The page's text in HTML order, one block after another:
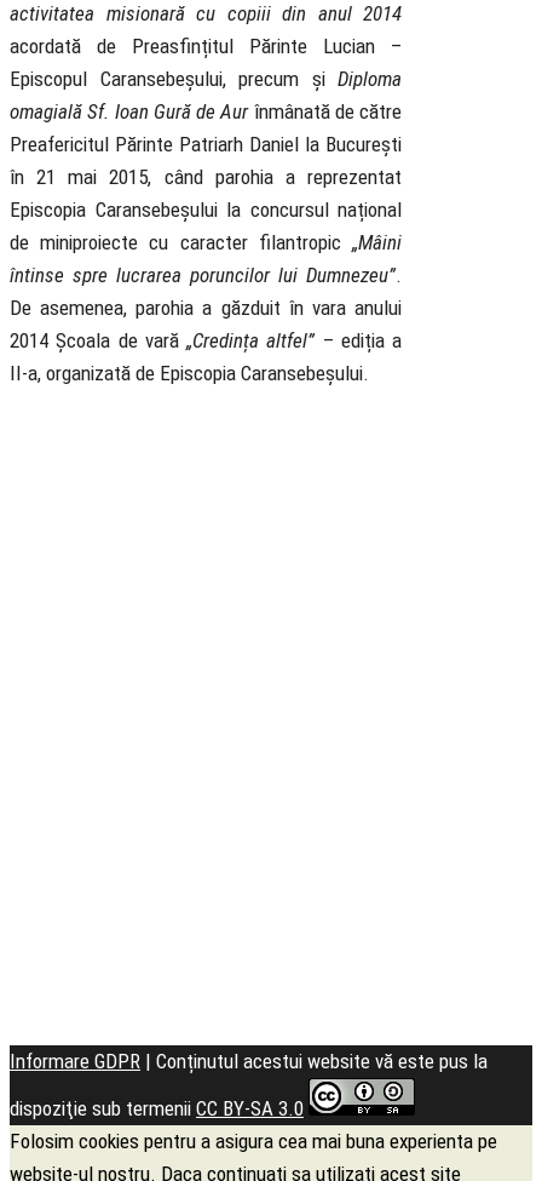
activitatea misionară cu copiii din anul 2014
acordată de Preasfințitul Părinte Lucian –
Episcopul Caransebeșului, precum și Diploma
omagială Sf. Ioan Gură de Aurînmânată de către
Preafericitul Părinte Patriarh Daniel la București
în 21 mai 2015, când parohia a reprezentat
Episcopia Caransebeșului la concursul național
de miniproiecte cu caracter filantropic „Mâini
întinse spre lucrarea poruncilor lui Dumnezeu”.
De asemenea, parohia a găzduit în vara anului
2014 Școala de vară „Credința altfel”– ediția a
II-a, organizată de Episcopia Caransebeșului.
Informare GDPR | Conținutul acestui website vă este pus la
dispoziţie sub termenii CC BY-SA 3.0
Folosim cookies pentru a asigura cea mai buna experienta pe
website-ul nostru. Daca continuati sa utilizati acest site